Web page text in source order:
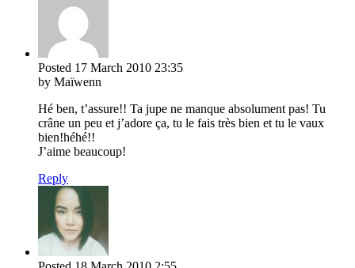
Posted 17 March 2010 23:35
by Maïwenn
Hé ben, t’assure!! Ta jupe ne manque absolument pas! Tu
crâne un peu et j’adore ça, tu le fais très bien et tu le vaux
bien!héhé!!
J’aime beaucoup!
Reply